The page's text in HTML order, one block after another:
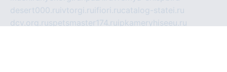
desert000.ru ivtorgi.ru ifiori.rucatalog-statei.ru
dcv.org.ruspetsmaster174.ru ipkameryhiseeu.ru